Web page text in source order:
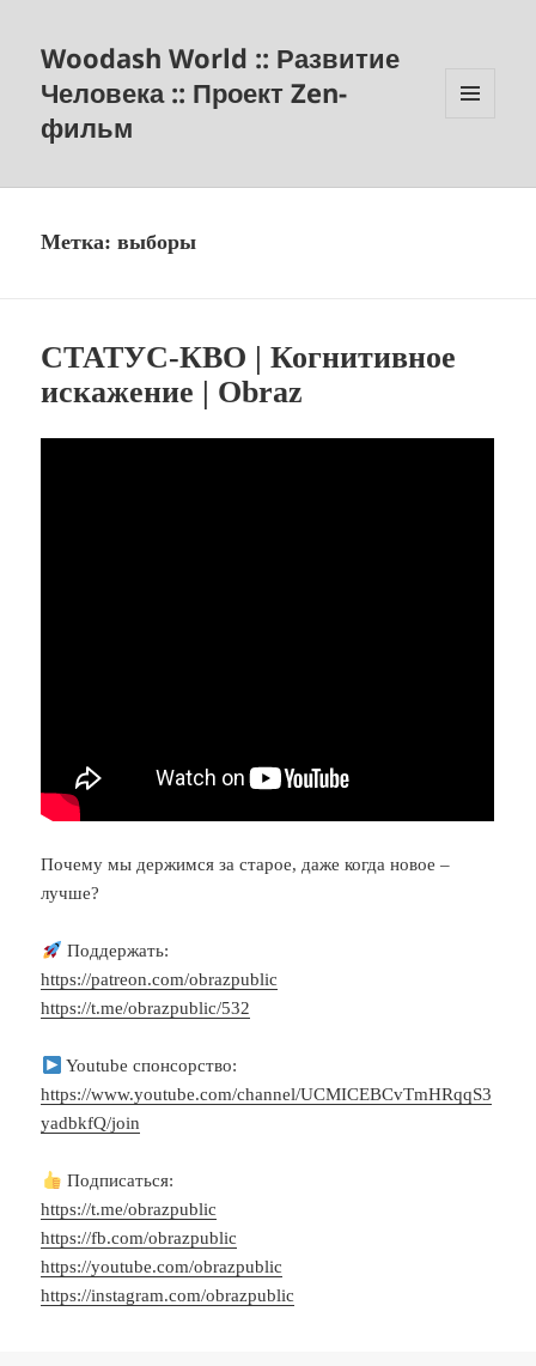
Woodash World :: Развитие
Человека :: Проект Zen-
фильм
Метка:выборы
СТАТУС-КВО | Когнитивное
искажение | Obraz
Почему мы держимся за старое, даже когда новое –
лучше?
Поддержать:
https://patreon.com/obrazpublic
https://t.me/obrazpublic/532
Youtube спонсорство:
https://www.youtube.com/channel/UCMICEBCvTmHRqqS3
yadbkfQ/join
Подписаться:
https://t.me/obrazpublic
https://fb.com/obrazpublic
https://youtube.com/obrazpublic
https://instagram.com/obrazpublic